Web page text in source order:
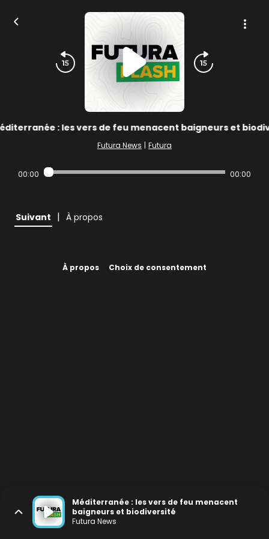
: les vers de feu menacent baigneurs et
Futura News | Futura
00:00 00:00
Suivant | À propos
À propos Choix de consentement
Méditerranée : les vers de feu menacent
baigneurs et biodiversité
Futura News